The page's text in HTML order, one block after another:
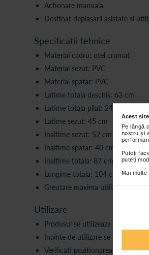
Acest
Pe lângă
nostru și
Puteți
puteți
Mai multe
Actionare manuala
Destinat deplasarii asistate si
Specificatii tehnice
Material cadru: otel cromat
Material sezut: PVC
Material spatar: PVC
Latime totala deschis: 63 cm
Latime totala pliat: 24 cm
Latime sezut: 45 cm
Inaltime sezut: 52 cm
Inaltime spatar: 40 cm
Inaltime totala: 87 cm
Lungime totala: 104 cm
Greutate maxima utilizator: 110
Utilizare
Produsul se utilizeaza conform
Inainte de utilizare se verifica
Verificati pozitionarea